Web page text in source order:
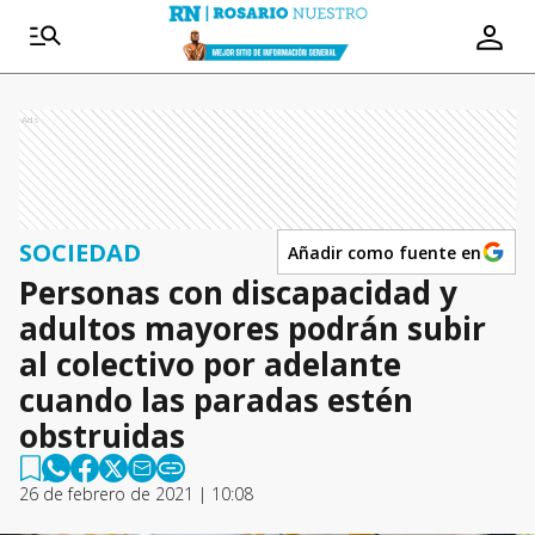
Ads
SOCIEDAD Añadir como fuente en
Personas con discapacidad y
adultos mayores podrán subir
al colectivo por adelante
cuando las paradas estén
obstruidas
26 de febrero de 2021 | 10:08